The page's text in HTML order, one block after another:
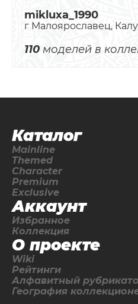
mikluxa_1990
г Малоярославец,
110 моделей в
Каталог
Mainline
Themed
Character
Premium
Exclusive
Аккаунт
Избранное
Коллекция
О проекте
Wiki
Рейтинги
Алфавитный
География